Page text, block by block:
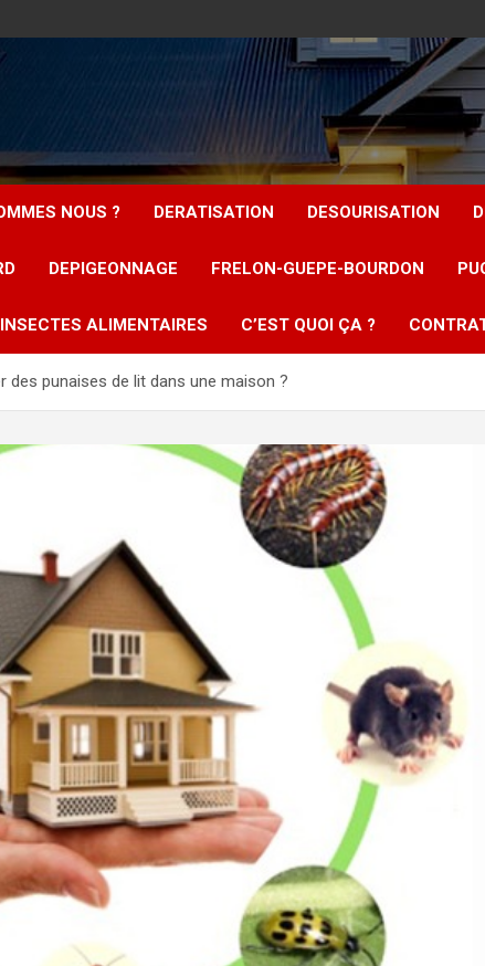
NOUS ? DERATISATION DESOURISATION
DEPIGEONNAGE FRELON-GUEPE-BOURDON
INSECTES ALIMENTAIRES C’EST QUOI ÇA ?
des punaises de lit dans une maison ?